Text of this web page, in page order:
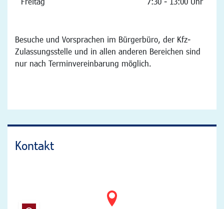
Besuche und Vorsprachen im Bürgerbüro, der Kfz-
Zulassungsstelle und in allen anderen Bereichen sind
nur nach Terminvereinbarung möglich.
Kontakt